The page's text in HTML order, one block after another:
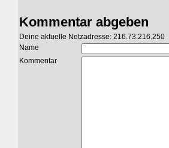
Kommentar abgeben
Deine aktuelle Netzadresse: 216.73.216.250
Name
Kommentar